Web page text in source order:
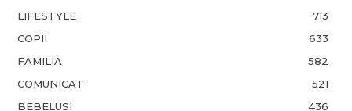
LIFESTYLE
713
COPII
633
FAMILIA
582
COMUNICAT
521
BEBELUSI
436